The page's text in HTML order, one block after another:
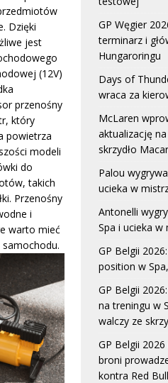
Dzięki
jest
(12V)
przenośny
który
powietrza
modeli
do
takich
Przenośny
i
warto mieć
GP Węgier
terminarz i
Hungaroringu
Days of
wraca za
McLaren
aktualizację
skrzydło
Palou
ucieka w
Antonelli
Spa i ucieka
GP Belgii
position w
GP Belgii
na treningu w
walczy ze
GP Belgii
broni
kontra Red Bull